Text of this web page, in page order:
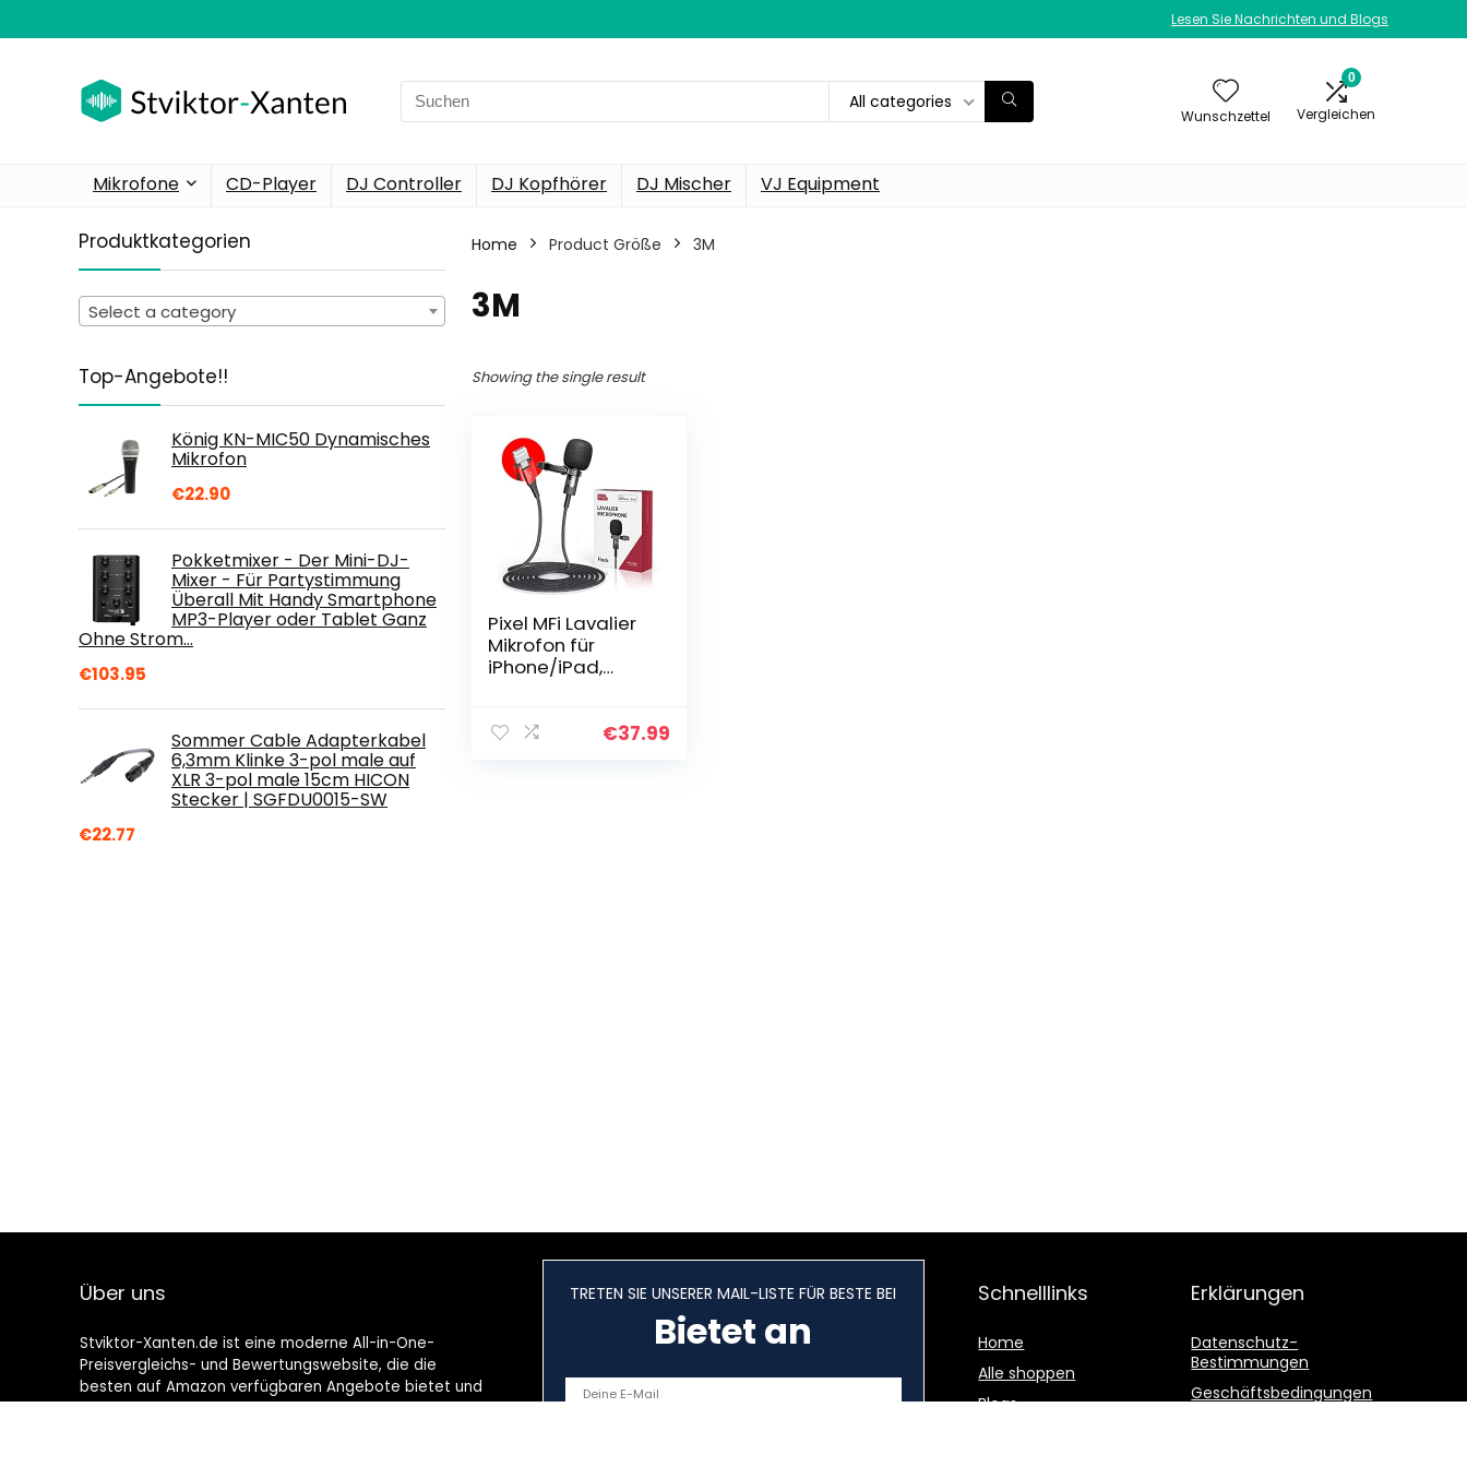
Lesen Sie Nachrichten und Blogs
Search
for:
All categories
Wunschzettel
0
Vergleichen
Mikrofone CD-Player DJ Controller DJ Kopfhörer DJ Mischer VJ Equipment
Produktkategorien
Select a category
Top-Angebote!!
König KN-MIC50 Dynamisches
Mikrofon
€22.90
Pokketmixer - Der Mini-DJ-
Mixer - Für Partystimmung
Überall Mit Handy Smartphone
MP3-Player oder Tablet Ganz
Ohne Strom…
€103.95
Sommer Cable Adapterkabel
6,3mm Klinke 3-pol male auf
XLR 3-pol male 15cm HICON
Stecker | SGFDU0015-SW
€22.77
Home Product Größe 3M
3M
Showing the single result
Pixel MFi Lavalier
Mikrofon für
iPhone/iPad,
HiFi-
€37.99
Über uns
Stviktor-Xanten.de ist eine moderne All-in-One-
Preisvergleichs- und Bewertungswebsite, die die
besten auf Amazon verfügbaren Angebote bietet und
Sie durch die neuesten hinzugefügten Blogs auf dem
TRETEN SIE UNSERER MAIL-LISTE FÜR BESTE BEI
Bietet an
Schnelllinks
Home
Alle shoppen
Blogs
Erklärungen
Datenschutz-
Bestimmungen
Geschäftsbedingungen